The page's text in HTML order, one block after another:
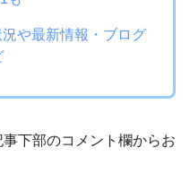
況や最新情報・ブログ
下部のコメント欄からお